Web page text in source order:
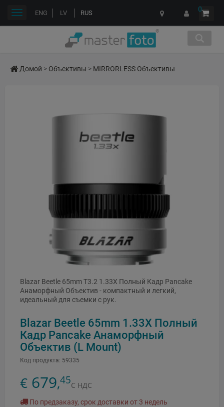
ENG LV RUS 0
Переключить
Домой > Объективы > MIRRORLESS Объективы
Blazar Beetle 65mm T3.2 1.33X Полный Кадр Pancake
Анаморфный Объектив - компактный и легкий,
идеальный для съемки с рук.
Blazar Beetle 65mm 1.33X Полный
Кадр Pancake Анаморфный
Объектив (L Mount)
Код продукта: 59335
€ 679,45С НДС
По предзаказу, срок доставки от 3 недель